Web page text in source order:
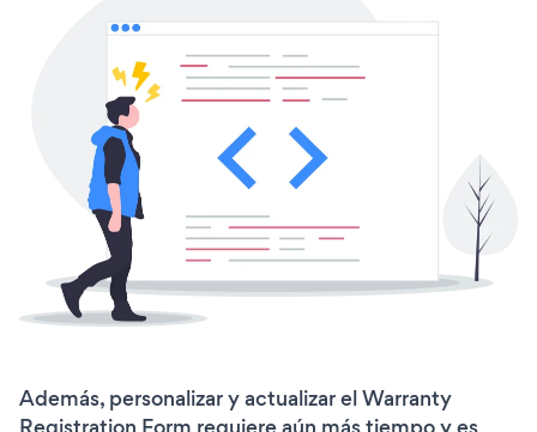
Además, personalizar y actualizar el Warranty